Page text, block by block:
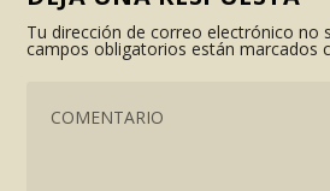
Tu dirección de correo electrónico no
campos obligatorios están marcados